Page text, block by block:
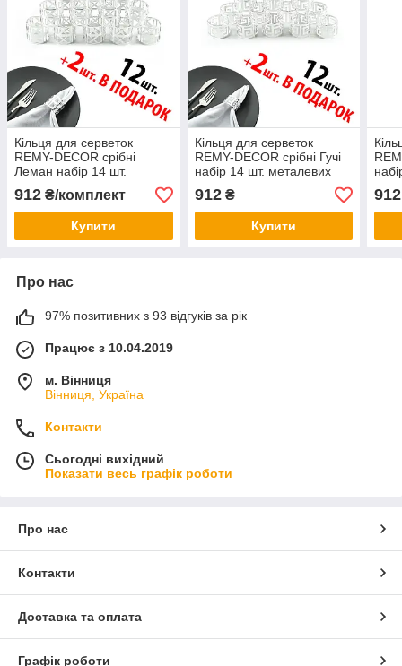
Кільця для серветок
REMY-DECOR срібні
Леман набір 14 шт.
ресторанів кафе та дому
912 ₴/комплект
Купити
Кільця для серветок
REMY-DECOR срібні Гучі
набір 14 шт. металевих
кафе та дому
912₴
Купити
912
Про нас
97% позитивних з 93 відгуків за рік
Працює з 10.04.2019
м. Вінниця
Вінниця, Україна
Контакти
Сьогодні вихідний
Показати весь графік роботи
Про нас
Контакти
Доставка та оплата
Графік роботи